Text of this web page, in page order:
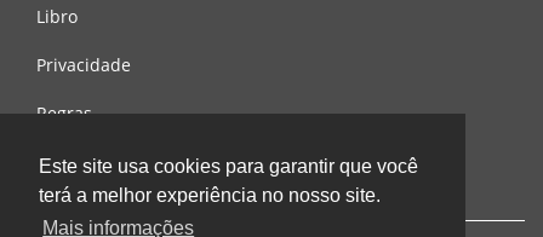
Este site usa cookies para garantir que você
terá a melhor experiência no nosso site.
Mais informações
Libro
Privacidade
Regras
Contacte-nos